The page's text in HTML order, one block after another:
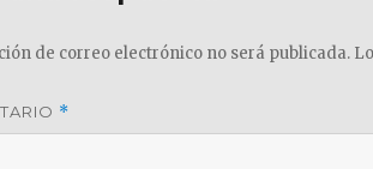
de correo electrónico no será publicada.
*